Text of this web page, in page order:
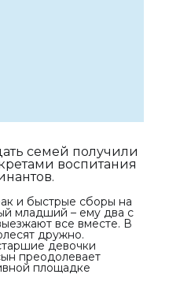
семей получили
воспитания
и быстрые сборы на
младший – ему два с
все вместе. В
дружно.
девочки
преодолевает
площадке